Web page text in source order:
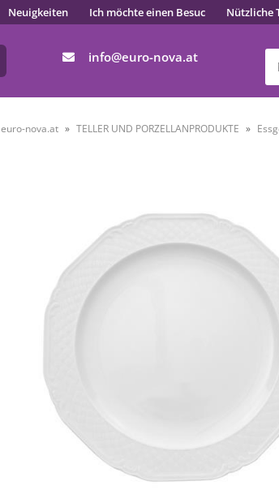
Neuigkeiten Ich möchte einen Besuc Nützliche
info euro-nova.at
euro-nova.at TELLER UND PORZELLANPRODUKTE